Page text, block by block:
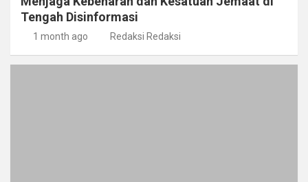
Tengah Disinformasi
1 month ago Redaksi Redaksi